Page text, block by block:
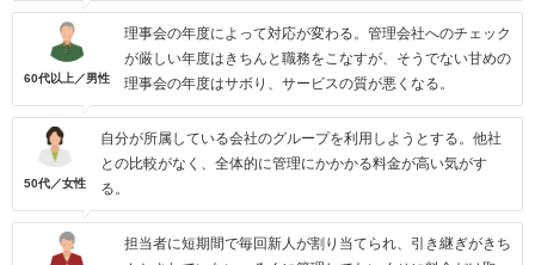
60代以上／男性
理事会の年度によって対応が変わる。管理会社へのチェック
が厳しい年度はきちんと職務をこなすが、そうでない甘めの
理事会の年度はサボり、サービスの質が悪くなる。
50代／女性
自分が所属している会社のグループを利用しようとする。他社
との比較がなく、全体的に管理にかかかる料金が高い気がす
る。
担当者に短期間で毎回新人が割り当てられ、引き継ぎがきち